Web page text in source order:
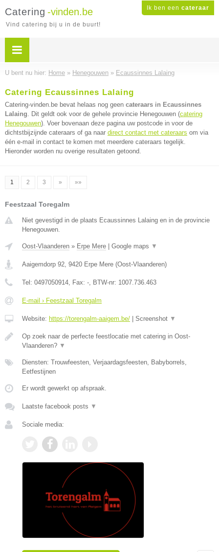
Ik ben een cateraar
Catering -vinden.be
Vind catering bij u in de buurt!
U bent nu hier: Home » Henegouwen » Ecaussinnes Lalaing
Catering Ecaussinnes Lalaing
Catering-vinden.be bevat helaas nog geen cateraars in Ecaussinnes
Lalaing. Dit geldt ook voor de gehele provincie Henegouwen (catering
Henegouwen). Voer bovenaan deze pagina uw postcode in voor de
dichtstbijzijnde cateraars of ga naar direct contact met cateraars om via
één e-mail in contact te komen met meerdere cateraars tegelijk.
Hieronder worden nu overige resultaten getoond.
1 2 3 » »»
Feestzaal Toregalm
Niet gevestigd in de plaats Ecaussinnes Lalaing en in de provincie
Henegouwen.
Oost-Vlaanderen » Erpe Mere Google maps ▼
Aaigemdorp 92, 9420 Erpe Mere (Oost-Vlaanderen)
Tel: 0497050914, Fax: -, BTW-nr: 1007.736.463
E-mail › Feestzaal Toregalm
Website: https://torengalm-aaigem.be/ Screenshot ▼
Op zoek naar de perfecte feestlocatie met catering in Oost-
Vlaanderen? ▼
Diensten: Trouwfeesten, Verjaardagsfeesten, Babyborrels,
Eetfestijnen
Er wordt gewerkt op afspraak.
Laatste facebook posts ▼
Sociale media: